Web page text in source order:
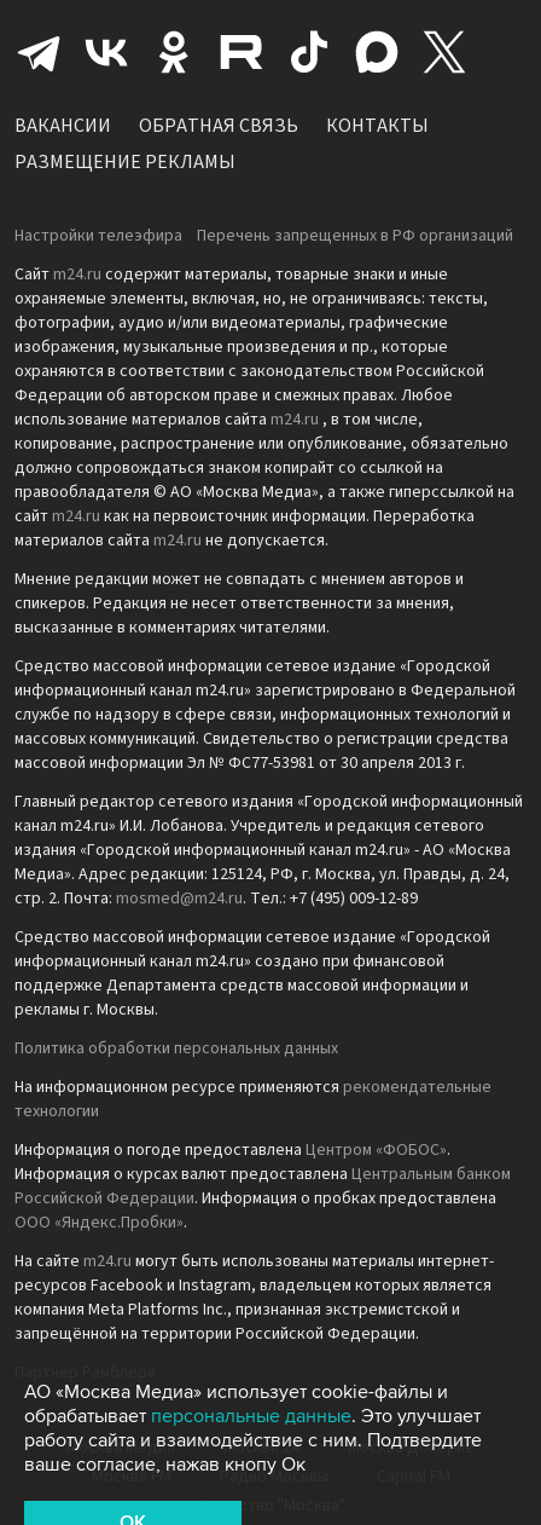
ВАКАНСИИ ОБРАТНАЯ СВЯЗЬ
КОНТАКТЫ
РАЗМЕЩЕНИЕ РЕКЛАМЫ
Настройки телеэфира
Перечень запрещенных в РФ организаций
Сайт m24.ru содержит материалы, товарные знаки и иные
охраняемые элементы, включая, но, не ограничиваясь: тексты,
фотографии, аудио и/или видеоматериалы, графические
изображения, музыкальные произведения и пр., которые
охраняются в соответствии с законодательством Российской
Федерации об авторском праве и смежных правах. Любое
использование материалов сайта m24.ru , в том числе,
копирование, распространение или опубликование, обязательно
должно сопровождаться знаком копирайт со ссылкой на
правообладателя © АО «Москва Медиа», а также гиперссылкой на
сайт m24.ru как на первоисточник информации. Переработка
материалов сайта m24.ru не допускается.
Мнение редакции может не совпадать с мнением авторов и
спикеров. Редакция не несет ответственности за мнения,
высказанные в комментариях читателями.
Средство массовой информации сетевое издание «Городской
информационный канал m24.ru» зарегистрировано в Федеральной
службе по надзору в сфере связи, информационных технологий и
массовых коммуникаций. Свидетельство о регистрации средства
массовой информации Эл № ФС77-53981 от 30 апреля 2013 г.
Главный редактор сетевого издания «Городской информационный
канал m24.ru» И.И. Лобанова. Учредитель и редакция сетевого
издания «Городской информационный канал m24.ru» - АО «Москва
Медиа». Адрес редакции: 125124, РФ, г. Москва, ул. Правды, д. 24,
стр. 2. Почта: mosmed@m24.ru. Тел.: +7 (495) 009-12-89
Средство массовой информации сетевое издание «Городской
информационный канал m24.ru» создано при финансовой
поддержке Департамента средств массовой информации и
рекламы г. Москвы.
Политика обработки персональных данных
На информационном ресурсе применяются рекомендательные
технологии
Информация о погоде предоставлена Центром «ФОБОС».
Информация о курсах валют предоставлена Центральным банком
Российской Федерации. Информация о пробках предоставлена
ООО «Яндекс.Пробки».
На сайте m24.ru могут быть использованы материалы интернет-
ресурсов Facebook и Instagram, владельцем которых является
компания Meta Platforms Inc., признанная экстремистской и
запрещённой на территории Российской Федерации.
Москва Медиа Москва 24
Москва Доверие
Москва FM
Радио Москвы
Агентство "Москва"
АО «Москва Медиа» использует cookie-файлы и
обрабатывает персональные данные. Это улучшает
работу сайта и взаимодействие с ним. Подтвердите
ваше согласие, нажав кнопу Ок